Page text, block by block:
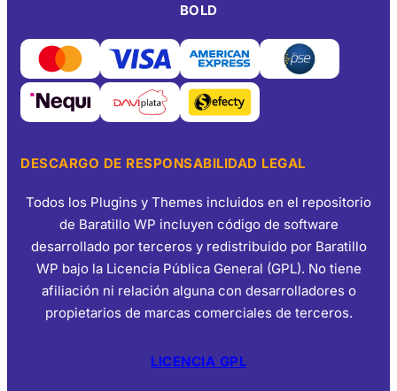
BOLD
DESCARGO DE RESPONSABILIDAD LEGAL
Todos los Plugins y Themes incluidos en el repositorio
de Baratillo WP incluyen código de software
desarrollado por terceros y redistribuido por Baratillo
WP bajo la Licencia Pública General (GPL). No tiene
afiliación ni relación alguna con desarrolladores o
propietarios de marcas comerciales de terceros.
LICENCIA GPL